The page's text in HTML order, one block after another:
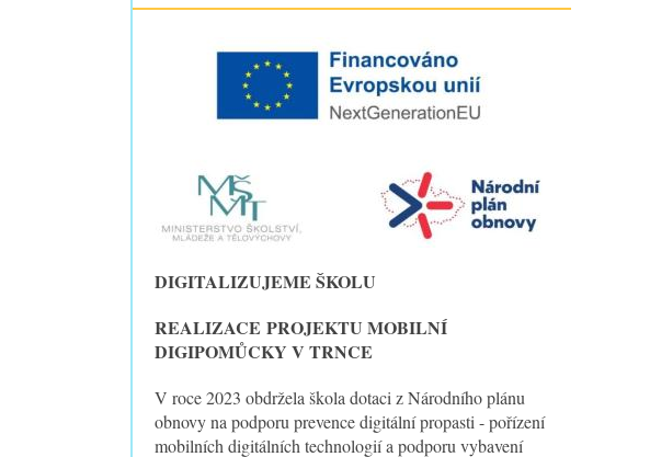
DIGITALIZUJEME ŠKOLU
REALIZACE PROJEKTU MOBILNÍ
DIGIPOMŮCKY V TRNCE
V roce 2023 obdržela škola dotaci z Národního plánu
obnovy na podporu prevence digitální propasti - pořízení
mobilních digitálních technologií a podporu vybavení